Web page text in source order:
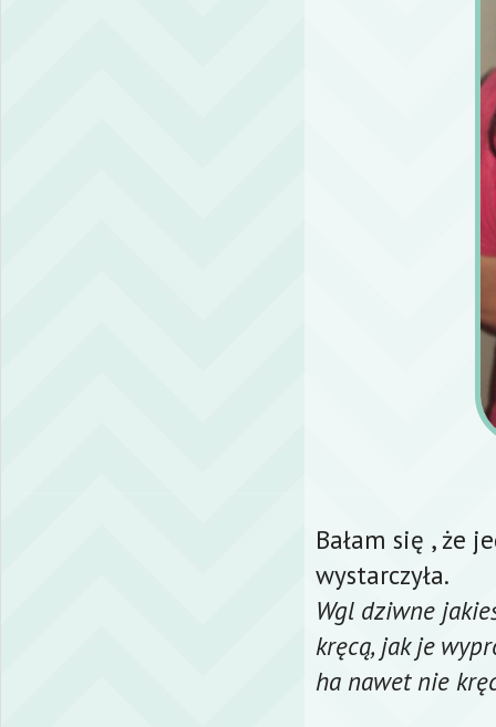
Bałam się , że
wystarczyła.
Wgl dziwne
kręcą, jak je
ha nawet nie